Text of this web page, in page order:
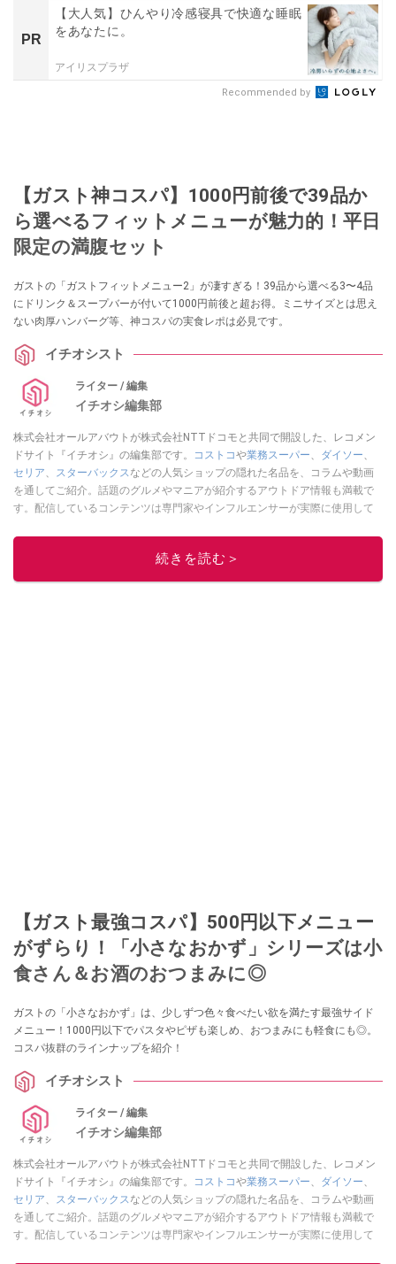
PR
【大人気】ひんやり冷感寝具で快適な睡眠
をあなたに。
アイリスプラザ
Recommended by
【ガスト神コスパ】1000円前後で39品か
ら選べるフィットメニューが魅力的！平日
限定の満腹セット
ガストの「ガストフィットメニュー2」が凄すぎる！39品から選べる3〜4品
にドリンク＆スープバーが付いて1000円前後と超お得。ミニサイズとは思え
ない肉厚ハンバーグ等、神コスパの実食レポは必見です。
イチオシスト
ライター / 編集
イチオシ編集部
株式会社オールアバウトが株式会社NTTドコモと共同で開設した、レコメン
ドサイト『イチオシ』の編集部です。
コストコや業務スーパー ダイソー
セリア
スターバックス などの人気ショップの隠れた名品を、コラムや動画
を通してご紹介。話題のグルメやマニアが紹介するアウトドア情報も満載で
す。配信しているコンテンツは専門家やインフルエンサーが実際に使用して
ニュースでフォロー
続きを読む＞
【ガスト最強コスパ】500円以下メニュー
がずらり！「小さなおかず」シリーズは小
食さん＆お酒のおつまみに◎
ガストの「小さなおかず」は、少しずつ色々食べたい欲を満たす最強サイド
メニュー！1000円以下でパスタやピザも楽しめ、おつまみにも軽食にも◎。
コスパ抜群のラインナップを紹介！
イチオシスト
ライター / 編集
イチオシ編集部
株式会社オールアバウトが株式会社NTTドコモと共同で開設した、レコメン
ドサイト『イチオシ』の編集部です。
コストコや業務スーパー ダイソー
セリア
スターバックス などの人気ショップの隠れた名品を、コラムや動画
を通してご紹介。話題のグルメやマニアが紹介するアウトドア情報も満載で
す。配信しているコンテンツは専門家やインフルエンサーが実際に使用して